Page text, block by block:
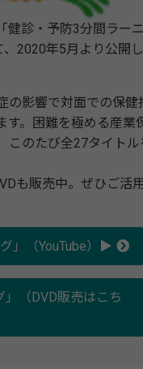
診・予防3分間ラー
、2020年5月より公開
の影響で対面での保健
す。困難を極める産業
このたび全27タイトル
も販売中。ぜひご活
」（YouTube）▶
」（DVD販売はこち